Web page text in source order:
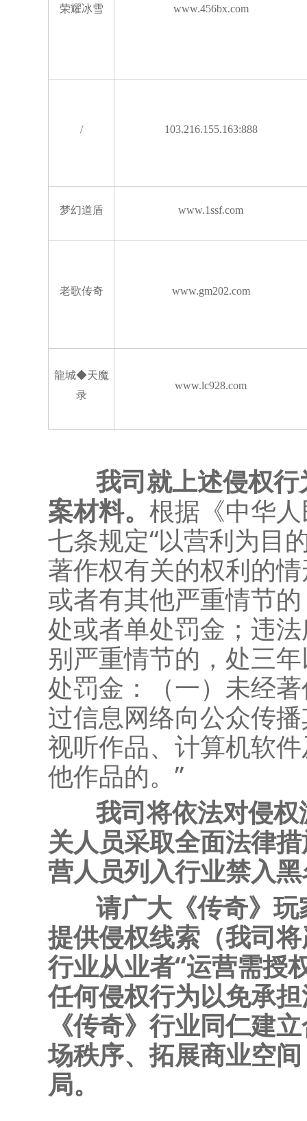
荣耀冰雪 www.456bx.com
/ 103.216.155.163:888
梦幻道盾 www.1ssf.com
老歌传奇 www.gm202.com
龍城◆天魔
录
www.lc928.com
我司就上述侵权
案材料。 根据《中华
七条规定“以营利为目
著作权有关的权利的
或者有其他严重情节
处或者单处罚金；违
别严重情节的，处三
处罚金：（一）未经
过信息网络向公众传
视听作品、计算机软
他作品的。”
我司将依法对侵权
关人员采取全面法律
营人员列入行业禁入
请广大《传奇》玩
提供侵权线索（我司
行业从业者“运营需授
任何侵权行为以免承
《传奇》行业同仁建
场秩序、拓展商业空
局。